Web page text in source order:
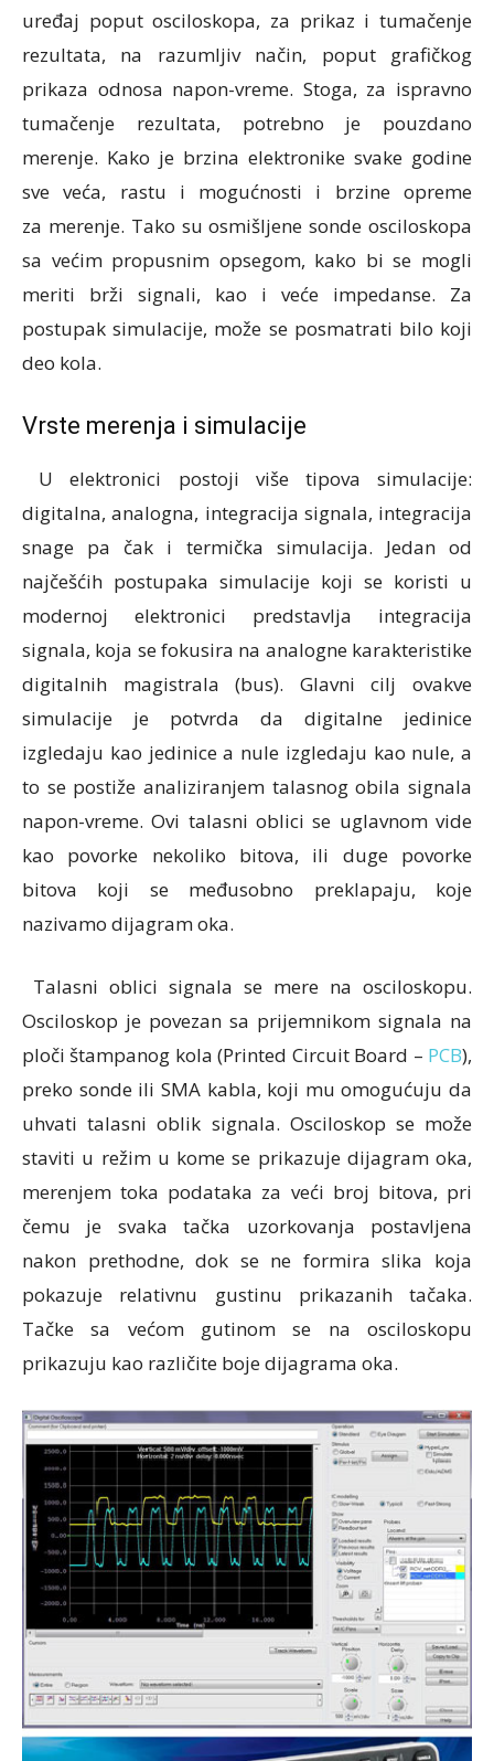
uređaj poput osciloskopa, za prikaz i tumačenje
rezultata, na razumljiv način, poput grafičkog
prikaza odnosa napon-vreme. Stoga, za ispravno
tumačenje rezultata, potrebno je pouzdano
merenje. Kako je brzina elektronike svake godine
sve veća, rastu i mogućnosti i brzine opreme
za merenje. Tako su osmišljene sonde osciloskopa
sa većim propusnim opsegom, kako bi se mogli
meriti brži signali, kao i veće impedanse. Za
postupak simulacije, može se posmatrati bilo koji
deo kola.
Vrste merenja i simulacije
U elektronici postoji više tipova simulacije:
digitalna, analogna, integracija signala, integracija
snage pa čak i termička simulacija. Jedan od
najčešćih postupaka simulacije koji se koristi u
modernoj elektronici predstavlja integracija
signala, koja se fokusira na analogne karakteristike
digitalnih magistrala (bus). Glavni cilj ovakve
simulacije je potvrda da digitalne jedinice
izgledaju kao jedinice a nule izgledaju kao nule, a
to se postiže analiziranjem talasnog obila signala
napon-vreme. Ovi talasni oblici se uglavnom vide
kao povorke nekoliko bitova, ili duge povorke
bitova koji se međusobno preklapaju, koje
nazivamo dijagram oka.
Talasni oblici signala se mere na osciloskopu.
Osciloskop je povezan sa prijemnikom signala na
ploči štampanog kola (Printed Circuit Board – PCB),
preko sonde ili SMA kabla, koji mu omogućuju da
uhvati talasni oblik signala. Osciloskop se može
staviti u režim u kome se prikazuje dijagram oka,
merenjem toka podataka za veći broj bitova, pri
čemu je svaka tačka uzorkovanja postavljena
nakon prethodne, dok se ne formira slika koja
pokazuje relativnu gustinu prikazanih tačaka.
Tačke sa većom gutinom se na osciloskopu
prikazuju kao različite boje dijagrama oka.